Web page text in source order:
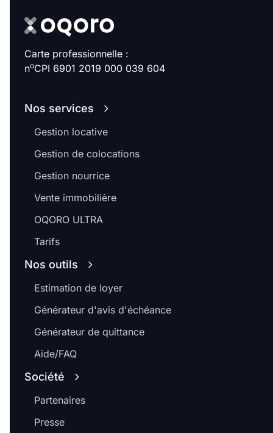
Carte professionnelle :
noCPI 6901 2019 000 039 604
Nos services
Gestion locative
Gestion de colocations
Gestion nourrice
Vente immobilière
OQORO ULTRA
Tarifs
Nos outils
Estimation de loyer
Générateur d'avis d'échéance
Générateur de quittance
Aide/FAQ
Société
Partenaires
Presse